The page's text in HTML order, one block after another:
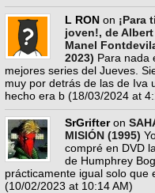
L RON on ¡Para
joven!, de
Manel
2023) Para nada
mejores series del Jueves.
muy por detrás de las de Iva
hecho era b (18/03/2024 at
SrGrifteron
MISIÓN (1995)
compré en DVD
de Humphrey
prácticamente igual solo que
(10/02/2023 at 10:14 AM)